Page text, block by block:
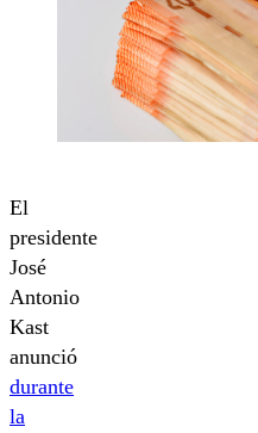
El
presidente
José
Antonio
Kast
anunció
durante
la